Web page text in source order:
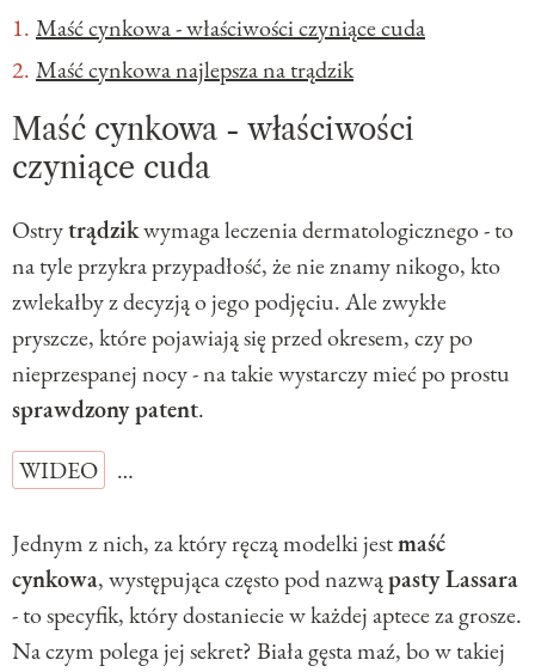
Maść cynkowa - właściwości czyniące cuda
Maść cynkowa najlepsza na trądzik
Maść cynkowa - właściwości
czyniące cuda
Ostrytrądzikwymaga leczenia dermatologicznego - to
na tyle przykra przypadłość, że nie znamy nikogo, kto
zwlekałby z decyzją o jego podjęciu. Ale zwykłe
pryszcze, które pojawiają się przed okresem, czy po
nieprzespanej nocy - na takie wystarczy mieć po prostu
sprawdzony patent.
WIDEO
…
Jednym z nich, za który ręczą modelki jestmaść
cynkowa, występująca często pod nazwąpasty Lassara
- to specyfik, który dostaniecie w każdej aptece za grosze.
Na czym polega jej sekret? Biała gęsta maź, bo w takiej